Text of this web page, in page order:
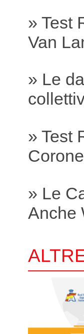
» Test
Van
» Le
» Test
» Le
Anche